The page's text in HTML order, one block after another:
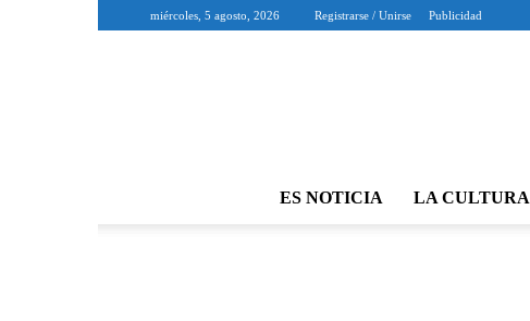
miércoles, 5 agosto, 2026 Registrarse / Unirse Publicidad
ES NOTICIA LA CULTURA